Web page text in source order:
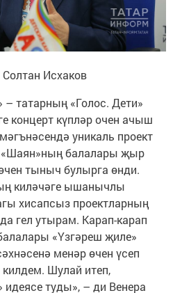
Исхаков
татарның «Голос. Дети»
концерт күпләр очен ачыш
уникаль проект
«Шаян»ның балалары җыр
тыныч булырга өнди.
киләчәге ышанычлы
хисапсыз проектларның
гел утырам. Карап-карап
«Үзгәреш җиле»
менәр өчен үсеп
килдем. Шулай итеп,
туды», – ди Венера